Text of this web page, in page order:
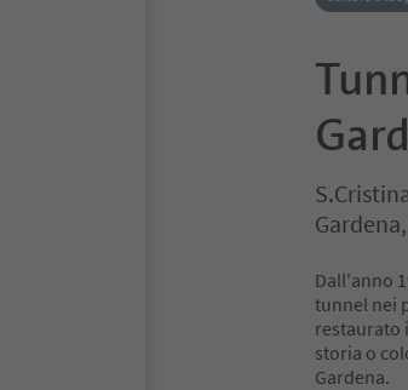
Dall'anno
tunnel nei
restaurato
storia o
Gardena.